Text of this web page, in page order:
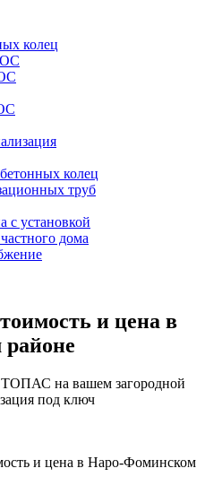
колец
колец
труб
с установкой
дома
и цена в
на вашем загородной
под ключ
и цена в Наро-Фоминском